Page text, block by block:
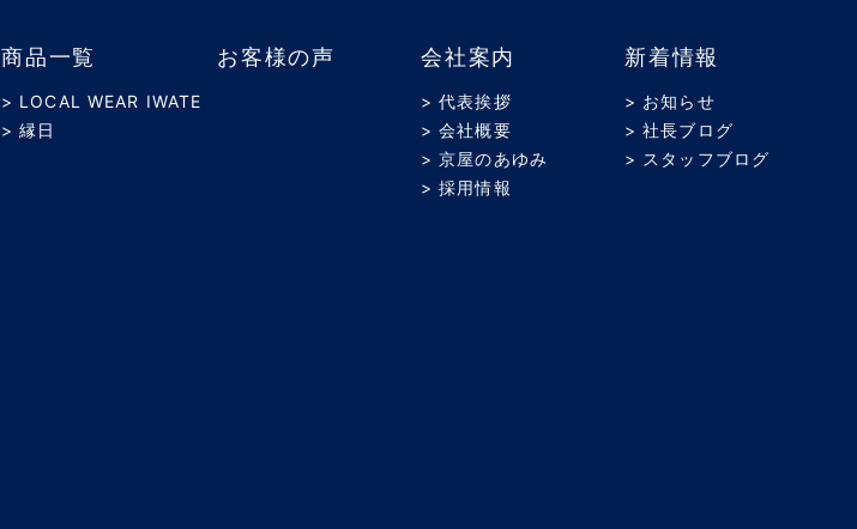
商品一覧
> LOCAL WEAR IWATE
> 縁日
お客様の声 会社案内
> 代表挨拶
> 会社概要
> 京屋のあゆみ
> 採用情報
新着情報
> お知らせ
> 社長ブログ
> スタッフブログ